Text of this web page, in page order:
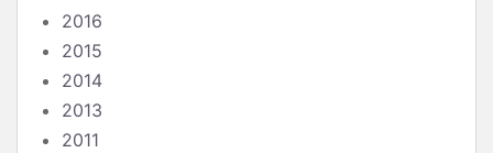
2016
2015
2014
2013
2011